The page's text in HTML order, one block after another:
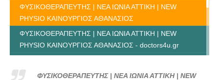
ΦΥΣΙΚΟΘΕΡΑΠΕΥΤΗΣ | ΝΕΑ ΙΩΝΙΑ ΑΤΤΙΚΗ | NEW
PHYSIO ΚΑΙΝΟΥΡΓΙΟΣ ΑΘΑΝΑΣΙΟΣ
ΦΥΣΙΚΟΘΕΡΑΠΕΥΤΗΣ | ΝΕΑ ΙΩΝΙΑ ΑΤΤΙΚΗ | NEW
PHYSIO ΚΑΙΝΟΥΡΓΙΟΣ ΑΘΑΝΑΣΙΟΣ - doctors4u.gr
PHYSIO ΚΑΙΝΟΥΡΓΙΟΣ ΑΘΑΝΑΣΙΟΣ - doctors4u.gr
ΦΥΣΙΚΟΘΕΡΑΠΕΥΤΗΣ | ΝΕΑ ΙΩΝΙΑ ΑΤΤΙΚΗ | NEW